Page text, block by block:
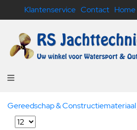
Klantenservice Contact Home
Gereedschap & Constructiemateriaal